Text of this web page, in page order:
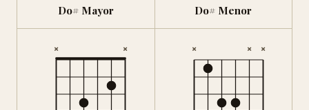
Do# Mayor Do# Menor
× × × × ×